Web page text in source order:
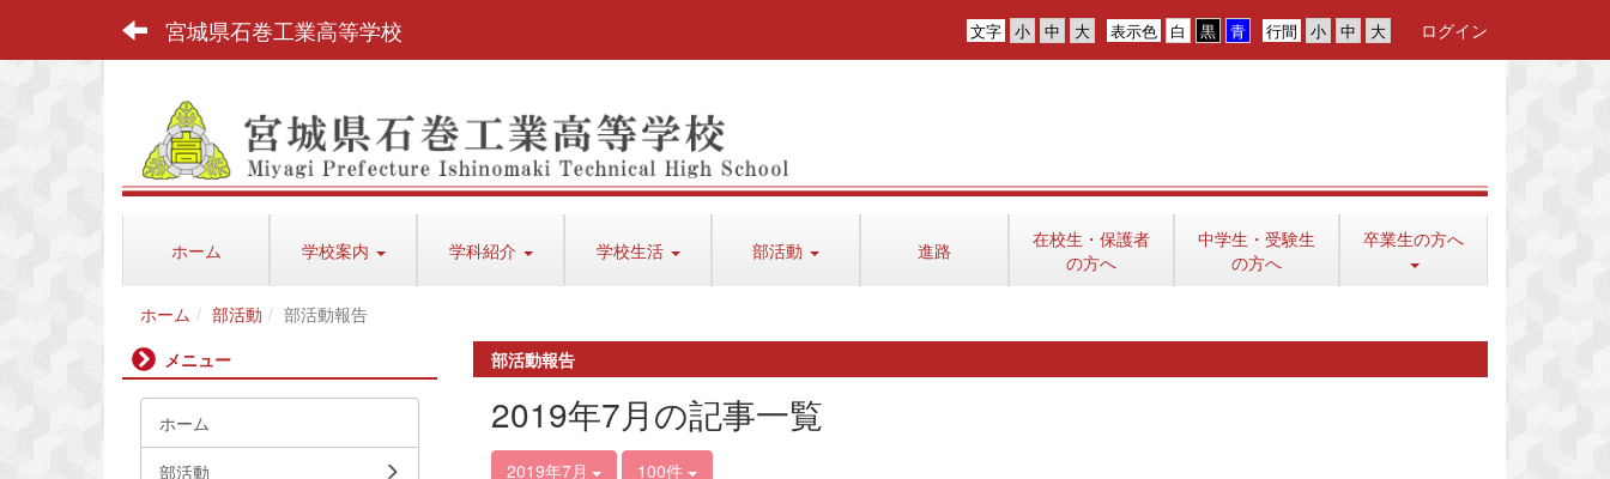
宮城県石巻工業高等学校 行間
表示色
文字 ログイン
ホーム 学校案内 学科紹介 学校生活 部活動 進路
在校生・保護者
の方へ
中学生・受験生
の方へ
卒業生の方へ
ホーム 部活動
部活動報告
部活動報告
2019年7月の記事一覧
2019年7月 100件
メニュー
ホーム
部活動